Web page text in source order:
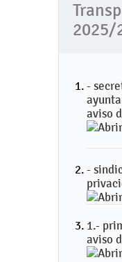
2025/
-
aviso
-
1.-
aviso